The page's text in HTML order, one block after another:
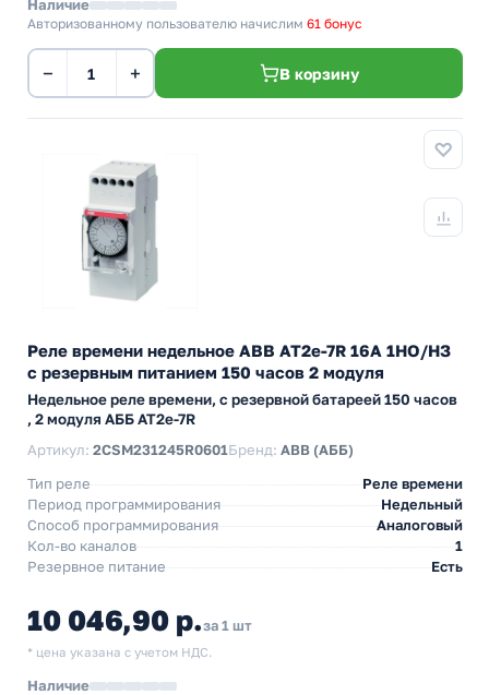
Наличие
Авторизованному пользователю начислим 61 бонус
− + В корзину
Реле времени недельное ABB AT2e-7R 16А 1НО/НЗ
с резервным питанием 150 часов 2 модуля
Недельное реле времени, с резервной батареей 150 часов
, 2 модуля АББ AT2e-7R
Артикул: 2CSM231245R0601Бренд: ABB (АББ)
Тип реле
Реле времени
Период программирования
Недельный
Способ программирования
Аналоговый
Кол-во каналов
1
Резервное питание
Есть
10 046,90 р.за 1 шт
* цена указана с учетом НДС.
Наличие